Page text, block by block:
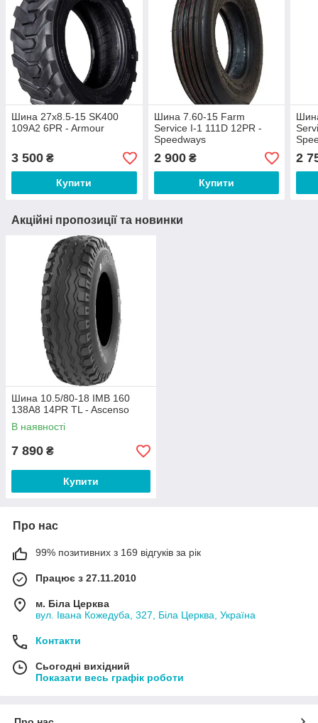
Шина 27x8.5-15 SK400
109A2 6PR - Armour
3 500 ₴
Купити
Шина 7.60-15 Farm
Service I-1 111D 12PR -
Speedways
2 900₴
Купити
2
Акційні пропозиції та новинки
Шина 10.5/80-18 IMB 160
138A8 14PR TL - Ascenso
В наявності
7 890 ₴
Купити
Про нас
99% позитивних з 169 відгуків за рік
Працює з 27.11.2010
м. Біла Церква
вул. Івана Кожедуба, 327, Біла Церква, Україна
Контакти
Сьогодні вихідний
Показати весь графік роботи